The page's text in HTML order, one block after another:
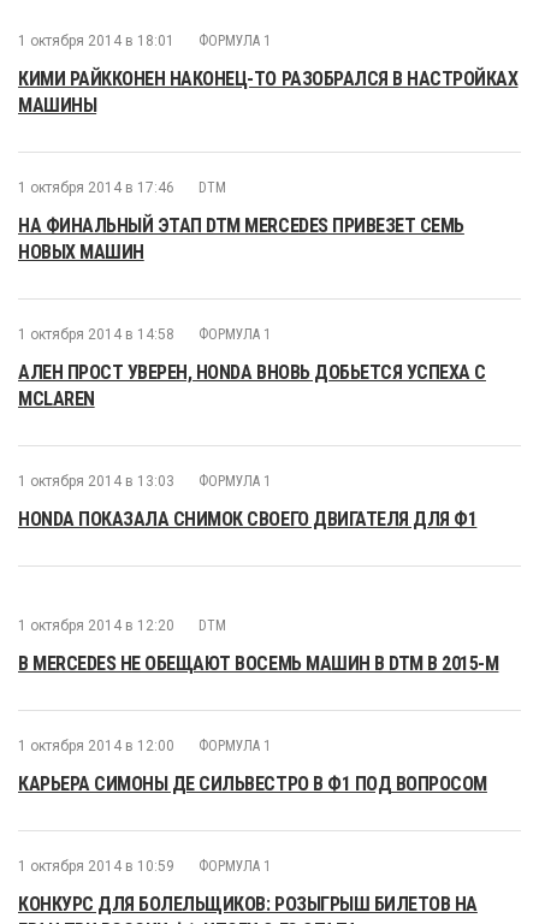
1 октября 2014 в 18:01 ФОРМУЛА 1
КИМИ РАЙККОНЕН НАКОНЕЦ-ТО РАЗОБРАЛСЯ В НАСТРОЙКАХ
МАШИНЫ
1 октября 2014 в 17:46 DTM
НА ФИНАЛЬНЫЙ ЭТАП DTM MERCEDES ПРИВЕЗЕТ СЕМЬ
НОВЫХ МАШИН
1 октября 2014 в 14:58 ФОРМУЛА 1
АЛЕН ПРОСТ УВЕРЕН, HONDA ВНОВЬ ДОБЬЕТСЯ УСПЕХА С
MCLAREN
1 октября 2014 в 13:03 ФОРМУЛА 1
HONDA ПОКАЗАЛА СНИМОК СВОЕГО ДВИГАТЕЛЯ ДЛЯ Ф1
1 октября 2014 в 12:20 DTM
В MERCEDES НЕ ОБЕЩАЮТ ВОСЕМЬ МАШИН В DTM В 2015-М
1 октября 2014 в 12:00 ФОРМУЛА 1
КАРЬЕРА СИМОНЫ ДЕ СИЛЬВЕСТРО В Ф1 ПОД ВОПРОСОМ
1 октября 2014 в 10:59 ФОРМУЛА 1
КОНКУРС ДЛЯ БОЛЕЛЬЩИКОВ: РОЗЫГРЫШ БИЛЕТОВ НА